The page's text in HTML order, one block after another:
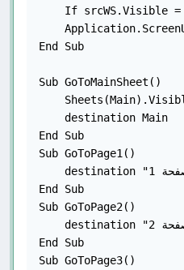
If srcWS.Visible
End Sub
Sub GoToMainSheet()
    destination Main
End Sub
Sub GoToPage1()
    destination "كشف التلامي الحاضرين صفحة 1"
End Sub
Sub GoToPage2()
    destination "كشف التلامي الحاضرين صفحة 2"
End Sub
Sub GoToPage3()